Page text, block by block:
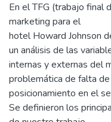
En el TFG (trabajo final
marketing para el
hotel Howard Johnson
un análisis de las
internas y externas del
problemática de falta de
posicionamiento en el
Se definieron los